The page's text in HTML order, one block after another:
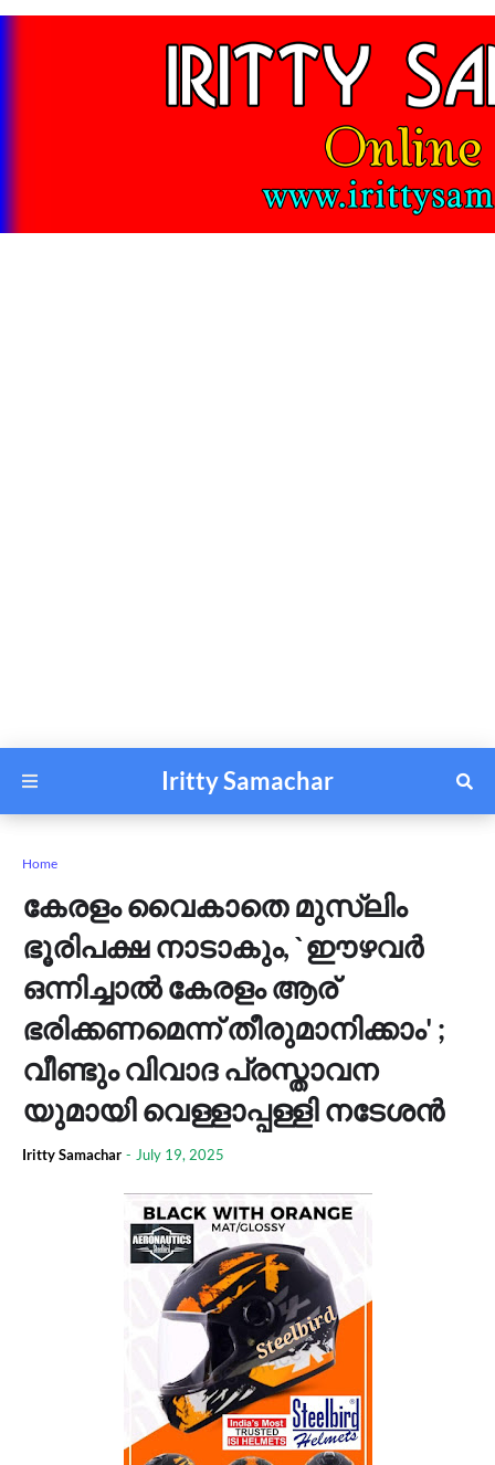
Iritty Samachar
Home
കേരളം വൈകാതെ മുസ്ലിം
ഭൂരിപക്ഷ നാടാകും, `ഈഴവർ
ഒന്നിച്ചാൽ കേരളം ആര്
ഭരിക്കണമെന്ന് തീരുമാനിക്കാം' ;
വീണ്ടും വിവാദ പ്രസ്താവന
യുമായി വെള്ളാപ്പള്ളി നടേശൻ
Iritty Samachar - July 19, 2025